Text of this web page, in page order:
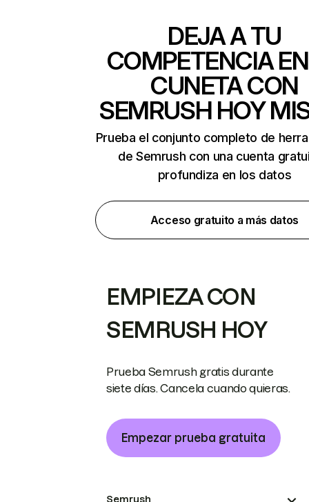
DEJA A TU
COMPETENCIA
CUNETA CON
SEMRUSH HOY
Prueba el conjunto completo de
de Semrush con una cuenta
profundiza en los datos
Acceso gratuito a más datos
EMPIEZA CON
SEMRUSH HOY
Prueba Semrush gratis durante
siete días. Cancela cuando quieras.
Empezar prueba gratuita
Semrush